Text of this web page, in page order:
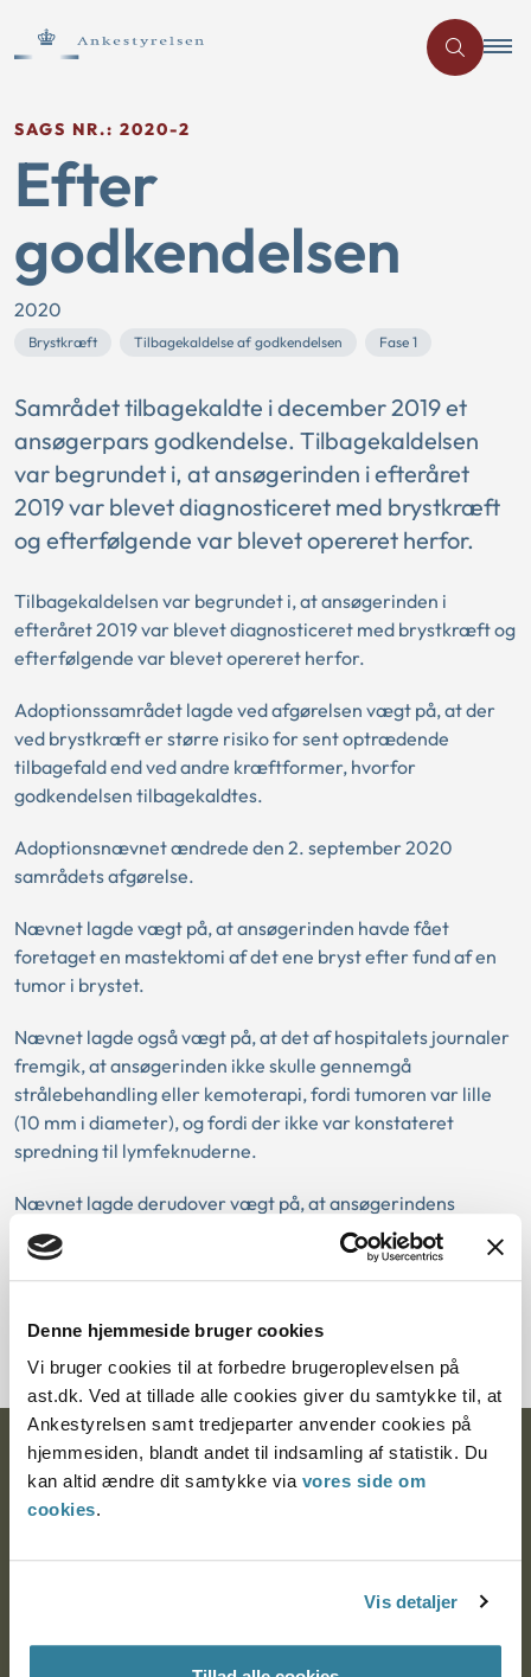
Denne hjemmeside bruger cookies
Vi bruger cookies til at forbedre brugeroplevelsen på
ast.dk. Ved at tillade alle cookies giver du samtykke til, at
Ankestyrelsen samt tredjeparter anvender cookies på
hjemmesiden, blandt andet til indsamling af statistik. Du
kan altid ændre dit samtykke via vores side om
cookies.
Vis detaljer
SAGS NR.: 2020-2
Efter
godkendelsen
2020
Brystkræft Tilbagekaldelse af godkendelsen Fase 1
Samrådet tilbagekaldte i december 2019 et
ansøgerpars godkendelse. Tilbagekaldelsen
var begrundet i, at ansøgerinden i efteråret
2019 var blevet diagnosticeret med brystkræft
og efterfølgende var blevet opereret herfor.
Tilbagekaldelsen var begrundet i, at ansøgerinden i
efteråret 2019 var blevet diagnosticeret med brystkræft og
efterfølgende var blevet opereret herfor.
Adoptionssamrådet lagde ved afgørelsen vægt på, at der
ved brystkræft er større risiko for sent optrædende
tilbagefald end ved andre kræftformer, hvorfor
godkendelsen tilbagekaldtes.
Adoptionsnævnet ændrede den 2. september 2020
samrådets afgørelse.
Nævnet lagde vægt på, at ansøgerinden havde fået
foretaget en mastektomi af det ene bryst efter fund af en
tumor i brystet.
Nævnet lagde også vægt på, at det af hospitalets journaler
fremgik, at ansøgerinden ikke skulle gennemgå
strålebehandling eller kemoterapi, fordi tumoren var lille
(10 mm i diameter), og fordi der ikke var konstateret
spredning til lymfeknuderne.
Nævnet lagde derudover vægt på, at ansøgerindens
overdødelighed – ud fra objektive, individuelle beregninger
– ikke var betydelig. Sandsynligheden for, at ansøgerinden
vil dø af brystkræft i løbet af de næste 20 år var 0,8%
danske befolkning.
Ankestyrelsen
Postadresse:
Nytorv 7, 2. sal